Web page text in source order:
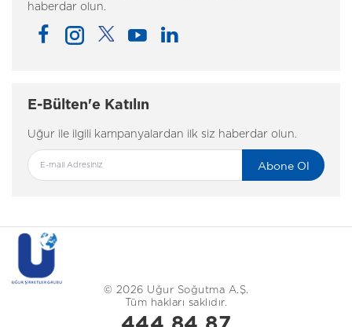
haberdar olun.
E-Bülten'e Katılın
Uğur ile ilgili kampanyalardan ilk siz haberdar olun.
Abone Ol
© 2026 Uğur Soğutma A.Ş.
Tüm hakları saklıdır.